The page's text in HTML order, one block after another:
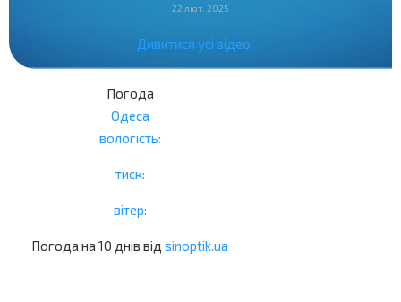
22 лют. 2025
Дивитися усі відео→
Погода
Одеса
вологість:
тиск:
вітер:
Погода на 10 днів від sinoptik.ua